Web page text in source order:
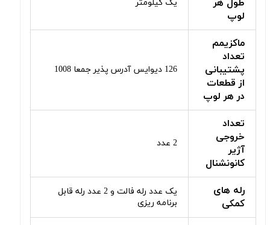
طول هر
لوپ
یک کیلومتر
ماکزیمم
تعداد
پشتیبانی
از قطعات
در هر لوپ
126 دیوایس آدرس پذیر جمعا 1008
تعداد
خروجی
آژیر
کانونشنال
2 عدد
رله های
کمکی
یک عدد رله فالت و 2 عدد رله قابل
برنامه ریزی